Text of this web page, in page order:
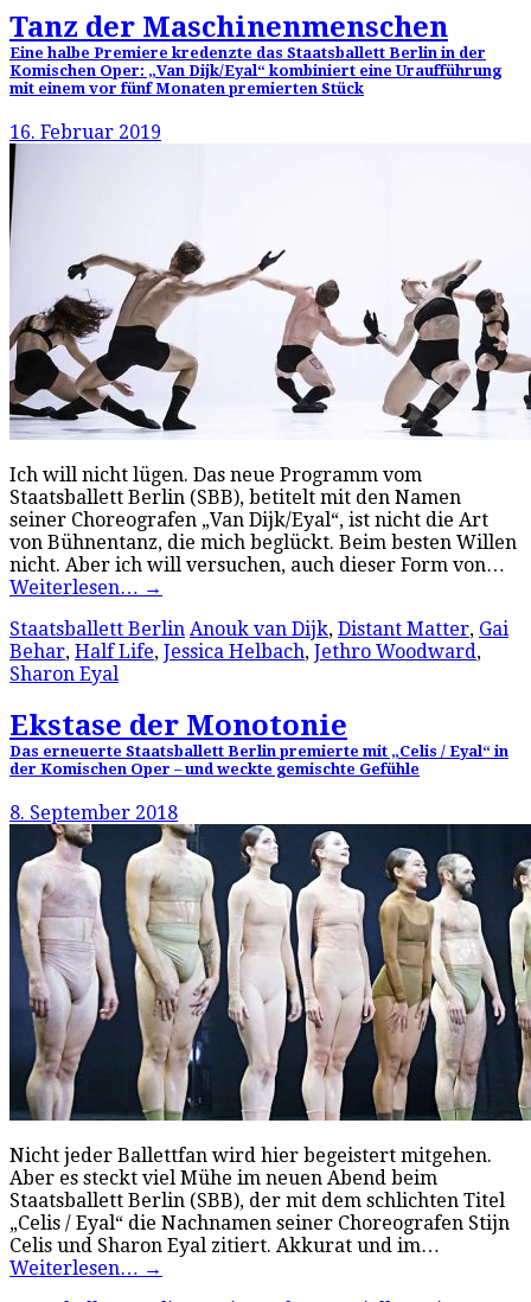
Tanz der Maschinenmenschen
Eine halbe Premiere kredenzte das Staatsballett Berlin in der
Komischen Oper: „Van Dijk/Eyal“ kombiniert eine Uraufführung
mit einem vor fünf Monaten premierten Stück
16. Februar 2019
Ich will nicht lügen. Das neue Programm vom
Staatsballett Berlin (SBB), betitelt mit den Namen
seiner Choreografen „Van Dijk/Eyal“, ist nicht die Art
von Bühnentanz, die mich beglückt. Beim besten Willen
nicht. Aber ich will versuchen, auch dieser Form von…
Weiterlesen… →
Staatsballett Berlin Anouk van Dijk, Distant Matter, Gai
Behar, Half Life, Jessica Helbach, Jethro Woodward,
Sharon Eyal
Ekstase der Monotonie
Das erneuerte Staatsballett Berlin premierte mit „Celis / Eyal“ in
der Komischen Oper – und weckte gemischte Gefühle
8. September 2018
Nicht jeder Ballettfan wird hier begeistert mitgehen.
Aber es steckt viel Mühe im neuen Abend beim
Staatsballett Berlin (SBB), der mit dem schlichten Titel
„Celis / Eyal“ die Nachnamen seiner Choreografen Stijn
Celis und Sharon Eyal zitiert. Akkurat und im…
Weiterlesen… →